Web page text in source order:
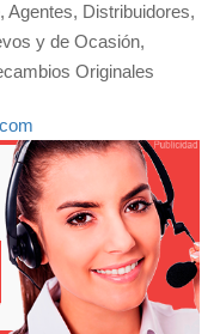
Agentes, Distribuidores,
y de Ocasión,
Originales